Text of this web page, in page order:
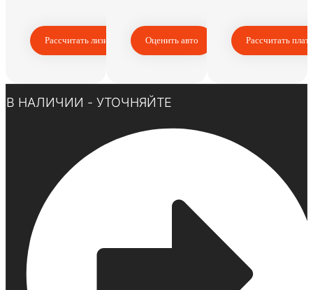
Рассчитать лизинг Оценить авто Рассчитать
В НАЛИЧИИ - УТОЧНЯЙТЕ